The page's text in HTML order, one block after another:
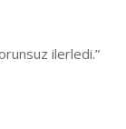
ilerledi.”